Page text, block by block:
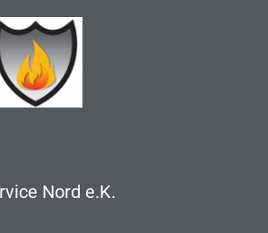
Nord e.K.